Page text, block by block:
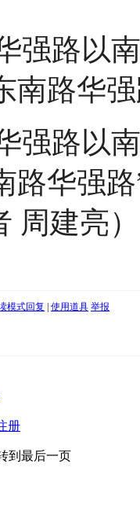
强路以
南路华
强路以
路华强
周建亮）
模式回复 | 使用道具 举报
册
到最后一页